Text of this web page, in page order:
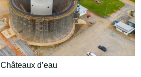
Châteaux d’eau